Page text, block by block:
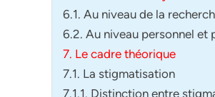
6.1. Au niveau de la
6.2. Au niveau personnel et
7. Le cadre théorique
7.1. La stigmatisation
7.1.1. Distinction entre